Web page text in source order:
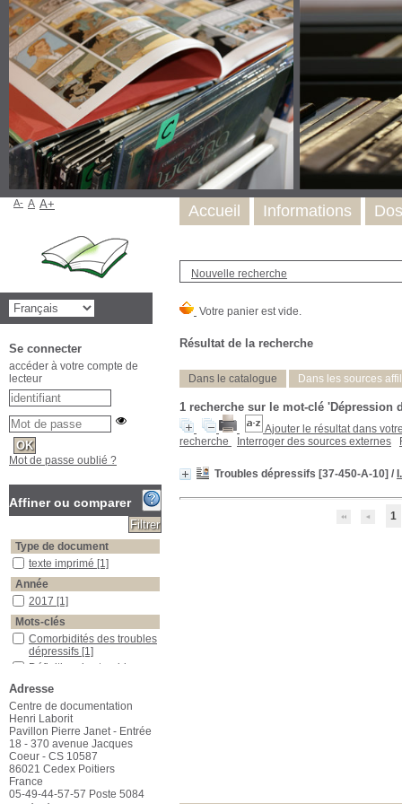
Nouvelle recherche
Résultat de la recherche
Dans le catalogue Dans les sources
1 recherche sur le mot-clé 'Dépression
Ajouter le résultat dans
recherche
Interroger des sources externes
Troubles dépressifs [37-450-A-10] /
1
Accueil Informations
A- A A+
Se connecter
accéder à votre compte de
lecteur
Mot de passe oublié ?
Affiner ou comparer
Type de document
texte imprimé
texte imprimé [1]
Année
20172017 [1]
Mots-clés
Comorbidités des troubles dépressifs
Comorbidités des troubles
dépressifs [1]
Définition des troubles dépressifs
Définition des troubles
Dépression de l'adolescent
Dépression de
l'adolescent[1]
Dépression du sujet âgé
Dépression du sujet âgé
[1]
Epidémiologie des troubles dépressifs
Epidémiologie des
troubles dépressifs
Evolution des troubles dépressifs
Evolution des troubles
dépressifs [1]
Adresse
Centre de documentation
Henri Laborit
Pavillon Pierre Janet - Entrée
18 - 370 avenue Jacques
Coeur - CS 10587
86021 Cedex Poitiers
France
05-49-44-57-57 Poste 5084